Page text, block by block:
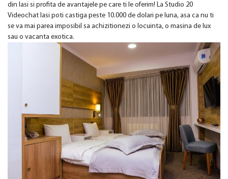
din Iasi si profita de avantajele pe care ti le oferim! La Studio 20
Videochat Iasi poti castiga peste 10.000 de dolari pe luna, asa ca nu ti
se va mai parea imposibil sa achizitionezi o locuinta, o masina de lux
sau o vacanta exotica.